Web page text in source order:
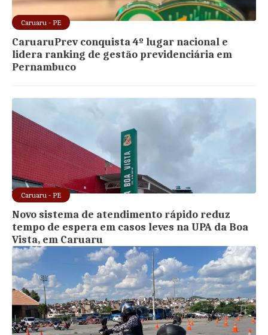
Caruaru - PE
CaruaruPrev conquista 4º lugar nacional e
lidera ranking de gestão previdenciária em
Pernambuco
Caruaru - PE
Novo sistema de atendimento rápido reduz
tempo de espera em casos leves na UPA da Boa
Vista, em Caruaru